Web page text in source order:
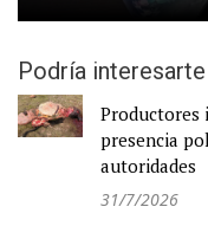
Podría interesarte
Productores
presencia
autoridades
31/7/2026